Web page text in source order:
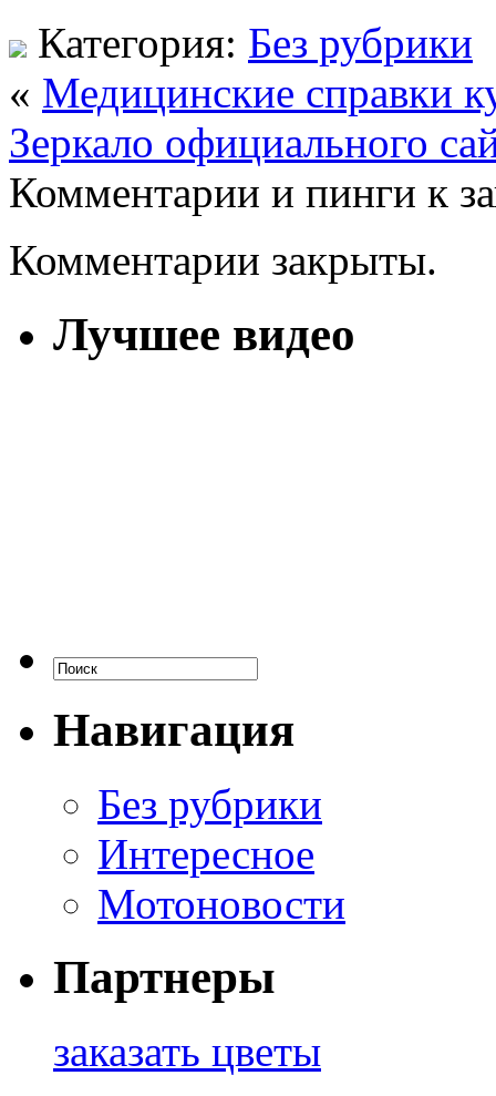
Категория: Без рубрики
« Медицинские справки
Зеркало официального
Комментарии и пинги к
Комментарии закрыты.
Лучшее видео
Навигация
Без рубрики
Интересное
Мотоновости
Партнеры
заказать цветы